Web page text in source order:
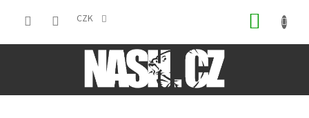
CZK